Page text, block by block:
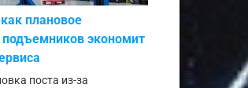
плановое
экономит
поста из-за